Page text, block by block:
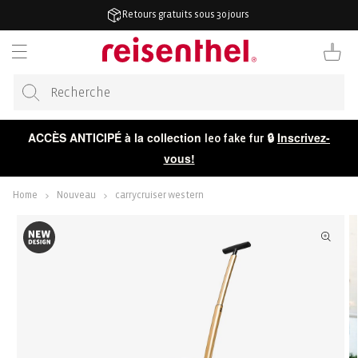
Retours gratuits sous 30 jours
Panier
ACCÈS ANTICIPÉ à la collection leo fake fur 🔒 Inscrivez-
vous!
Home Nouveau carrycruiser western